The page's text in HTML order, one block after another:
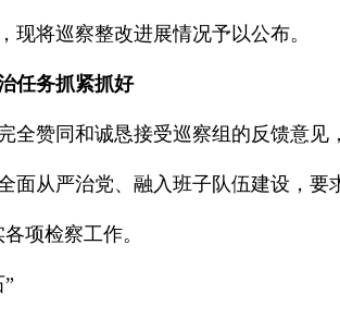
现将巡察整改进展情况予以公布。
任务抓紧抓好
全赞同和诚恳接受巡察组的反馈意
面从严治党、融入班子队伍建设，
项检察工作。